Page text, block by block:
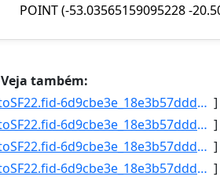
POINT (-53.03565159095228 -
Veja também:
2: FID-VegetacaoPontoSF22.fid-6d9cbe3e_18e3b57ddd4_5b29-Folha-SF22-Identificacao_Ponto-SF22VA/MS/A.149-] ]
3: FID-VegetacaoPontoSF22.fid-6d9cbe3e_18e3b57ddd4_5b2a-Folha-SF22-Identificacao_Ponto-SF22VA/MS/A.150-] ]
4: FID-VegetacaoPontoSF22.fid-6d9cbe3e_18e3b57ddd4_5b2b-Folha-SF22-Identificacao_Ponto-SF22VA/MS/A.151-] ]
5: FID-VegetacaoPontoSF22.fid-6d9cbe3e_18e3b57ddd4_5b2c-Folha-SF22-Identificacao_Ponto-SF22VA/MS/A.152-] ]